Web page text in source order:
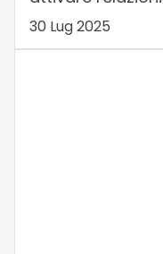
30 Lug 2025